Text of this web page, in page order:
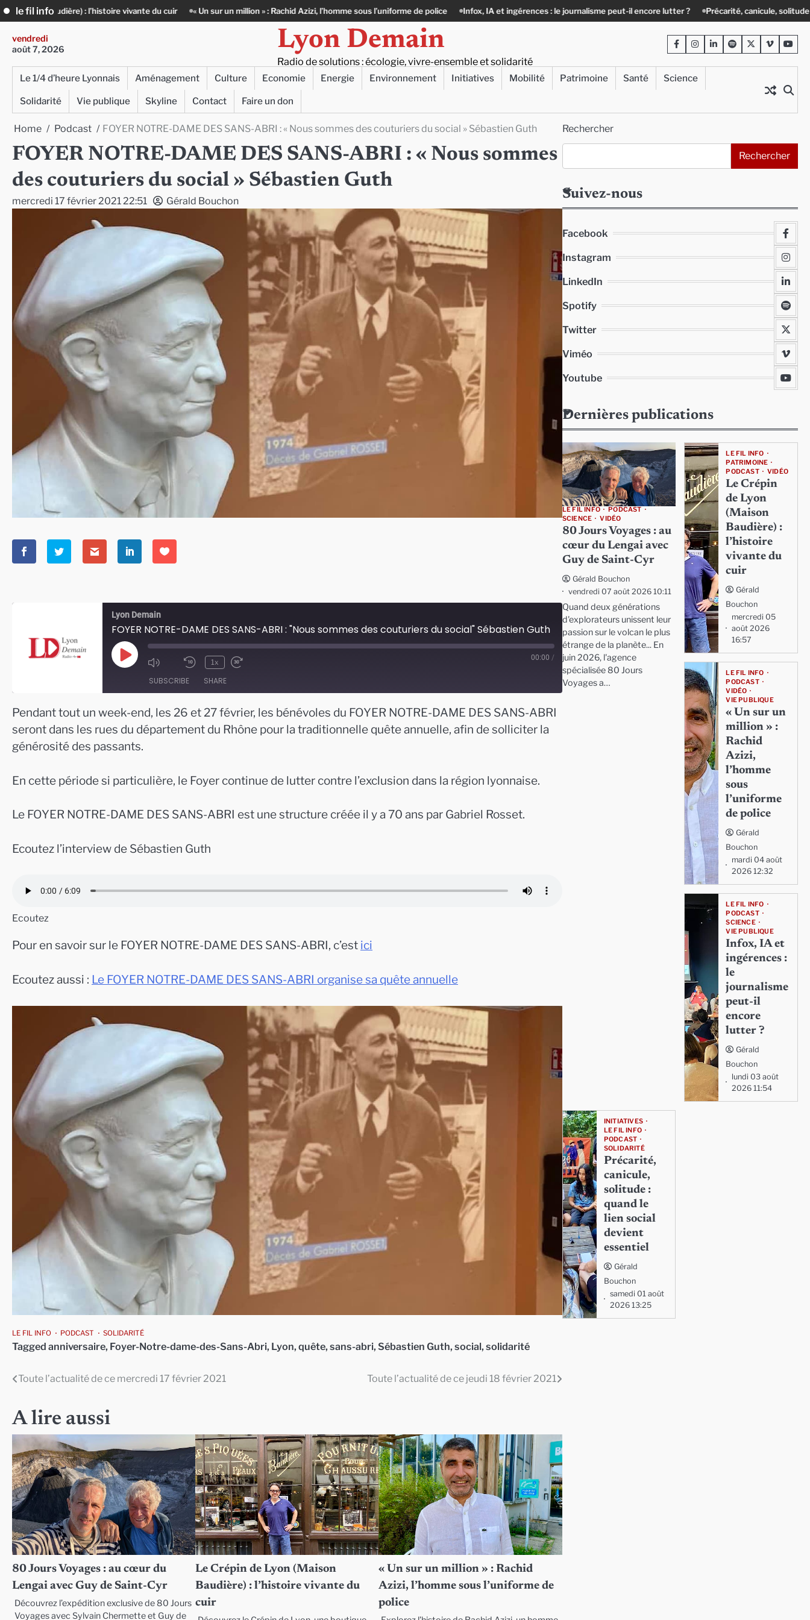
Skip
to
content
le fil infovivante du cuir « Un sur un million » : Rachid Azizi, l’homme sous l’uniforme de police Infox, IA et ingérences : le journalisme peut-il encore lutter ? Précarité, canicule, solitude : quand le lien social
vendredi
août 7, 2026
Lyon Demain
Radio de solutions : écologie, vivre-ensemble et solidarité
Facebook
Instagram
LinkedInSpotifyTwitterViméo
Le 1/4 d’heure Lyonnais Aménagement Culture Economie Energie Environnement Initiatives Mobilité Patrimoine Santé
Science
Solidarité
Vie publique Skyline Contact Faire un don
Home Podcast FOYER NOTRE-DAME DES SANS-ABRI : « Nous sommes des couturiers du social » Sébastien Guth
FOYER NOTRE-DAME DES SANS-ABRI : « Nous sommes
des couturiers du social » Sébastien Guth
mercredi 17 février 2021 22:51 Gérald Bouchon
Lyon Demain
FOYER NOTRE-DAME DES SANS-ABRI : "Nous sommes des couturiers du social" Sébastien Guth
Play
Episode
1x 00:00 /
SUBSCRIBE SHARE
RSS FEED
SHARE
LINK
Pendant tout un week-end, les 26 et 27 février, les bénévoles du FOYER NOTRE-DAME DES SANS-ABRI
seront dans les rues du département du Rhône pour la traditionnelle quête annuelle, afin de solliciter la
générosité des passants.
En cette période si particulière, le Foyer continue de lutter contre l’exclusion dans la région lyonnaise.
Le FOYER NOTRE-DAME DES SANS-ABRI est une structure créée il y a 70 ans par Gabriel Rosset.
Ecoutez l’interview de Sébastien Guth
Ecoutez
Pour en savoir sur le FOYER NOTRE-DAME DES SANS-ABRI, c’est ici
Ecoutez aussi : Le FOYER NOTRE-DAME DES SANS-ABRI organise sa quête annuelle
LE FIL INFO PODCAST SOLIDARITÉ
Tagged anniversaire, Foyer-Notre-dame-des-Sans-Abri, Lyon, quête, sans-abri, Sébastien Guth, social, solidarité
Navigation
l’article
Toute l’actualité de ce mercredi 17 février 2021 Toute l’actualité de ce jeudi 18 février 2021
A lire aussi
80 Jours Voyages : au cœur du
Lengai avec Guy de Saint-Cyr
Découvrez l’expédition exclusive de 80 Jours
Voyages avec Sylvain Chermette et Guy de
Le Crépin de Lyon (Maison
Baudière) : l’histoire vivante du
cuir
« Un sur un million » : Rachid
Azizi, l’homme sous l’uniforme de
police
Rechercher
Rechercher
Suivez-nous
Facebook
Instagram
LinkedIn
Spotify
Twitter
Viméo
Youtube
Dernières publications
LE FIL INFO
PODCAST
SCIENCE
VIDÉO
80 Jours Voyages : au
cœur du Lengai avec
Guy de Saint-Cyr
Gérald Bouchon
vendredi 07 août 2026 10:11
Quand deux générations
d'explorateurs unissent leur
passion sur le volcan le plus
étrange de la planète... En
juin 2026, l'agence
spécialisée 80 Jours
Voyages a…
LE FIL INFO
PATRIMOINE
PODCAST
VIDÉO
Le Crépin
de Lyon
(Maison
Baudière) :
l’histoire
vivante du
cuir
Gérald
Bouchon
mercredi 05
août 2026
16:57
LE FIL INFO
PODCAST
VIDÉO
VIE PUBLIQUE
« Un sur un
million » :
Rachid
Azizi,
l’homme
sous
l’uniforme
de police
Gérald
Bouchon
mardi 04 août
2026 12:32
LE FIL INFO
PODCAST
SCIENCE
VIE PUBLIQUE
Infox, IA et
ingérences :
le
journalisme
peut-il
encore
lutter ?
Gérald
Bouchon
lundi 03 août
2026 11:54
INITIATIVES
LE FIL INFO
PODCAST
SOLIDARITÉ
Précarité,
canicule,
solitude :
quand le
lien social
devient
essentiel
Gérald
Bouchon
samedi 01 août
2026 13:25